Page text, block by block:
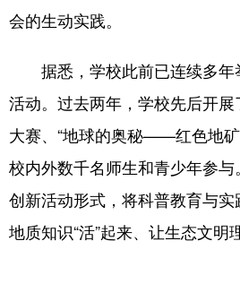
会的生动实践。
据悉，学校此前已连续多
活动。 过去两年， 学校先后开
大赛、 “地球的奥秘——红色地矿
校内外数千名师生和青少年参
创新活动形式，将科普教育与
地质知识“活”起来、让生态文明